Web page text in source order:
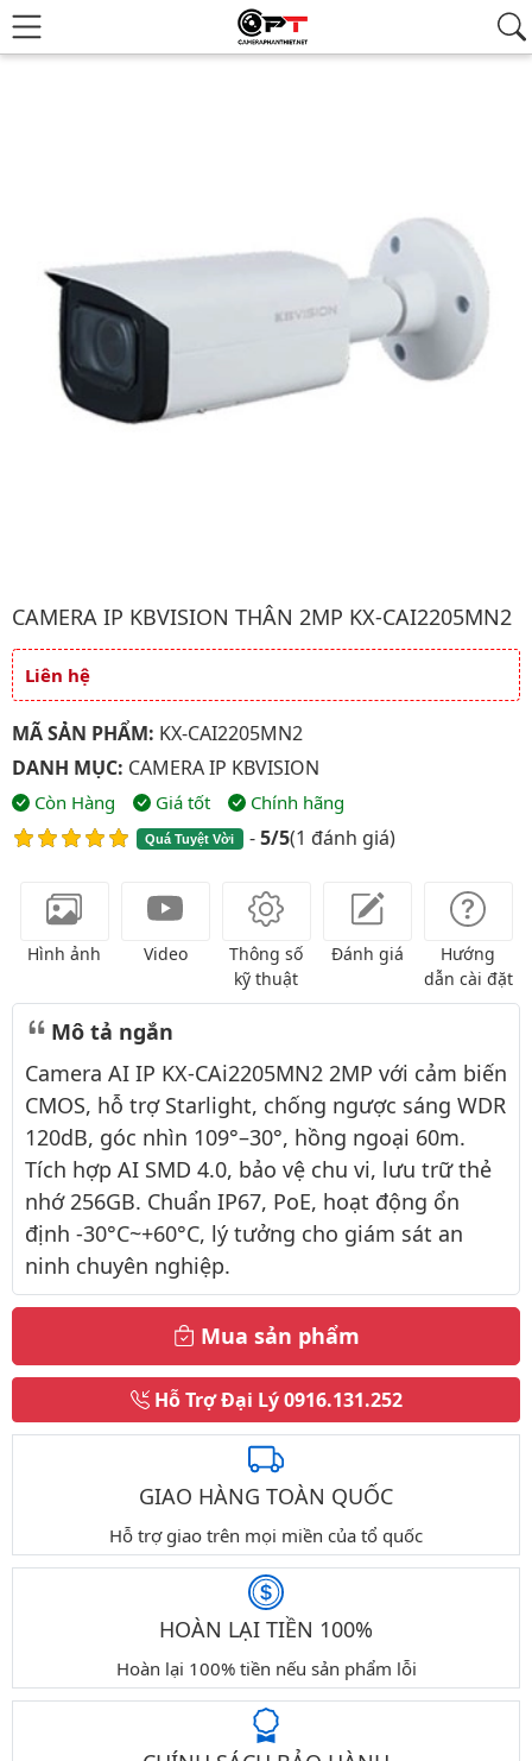
Hình ảnh đại diện của sản phẩm Camera ip kbvision Thân 2Mp
CAMERA IP KBVISION THÂN 2MP KX-CAI2205MN2
Giá và khuyến mãi
Liên hệ
MÃ SẢN PHẨM: KX-CAI2205MN2
DANH MỤC: CAMERA IP KBVISION
Còn Hàng Giá tốt Chính hãng
Quá Tuyệt Vời -5/5(1 đánh giá)
Hình ảnh Video
Thông số
kỹ thuật
Đánh giá
Hướng
dẫn cài đặt
Mô tả ngắn
Camera AI IP KX-CAi2205MN2 2MP với cảm biến
CMOS, hỗ trợ Starlight, chống ngược sáng WDR
120dB, góc nhìn 109°–30°, hồng ngoại 60m.
Tích hợp AI SMD 4.0, bảo vệ chu vi, lưu trữ thẻ
nhớ 256GB. Chuẩn IP67, PoE, hoạt động ổn
định -30°C~+60°C, lý tưởng cho giám sát an
ninh chuyên nghiệp.
Mua sản phẩm
Hỗ Trợ Đại Lý0916.131.252
GIAO HÀNG TOÀN QUỐC
Hỗ trợ giao trên mọi miền của tổ quốc
HOÀN LẠI TIỀN 100%
Hoàn lại 100% tiền nếu sản phẩm lỗi